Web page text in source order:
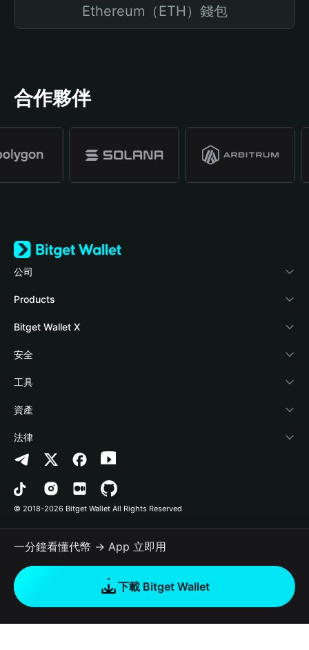
Ethereum（ETH）錢包
合作夥伴
公司
關於 Bitget Wallet
部落格
學院
加密資訊
幫助中心
‌聯繫我們
品牌資源
工作機會
Products
Crypto Card
Stablecoin Earn
Payfi Crypto
Crypto Swap API
Altcoin Season Index
Prediction Markets
DApp
RWA
如何購買加密貨幣
Bitget Wallet X
開發者文件
連接錢包
Bitget Wallet Pay
合作上架
安全
風險保障基金
安全防護技術
工具
快捷買幣
授權檢測
合約檢測
批次轉帳
資產
Arbitrum
Avalanche
Bitcoin
Polygon
法律
隱私協議
用戶使用協議
© 2018-2026 Bitget Wallet All Rights Reserved
一分鐘看懂代幣 → App 立即用
下載 Bitget Wallet